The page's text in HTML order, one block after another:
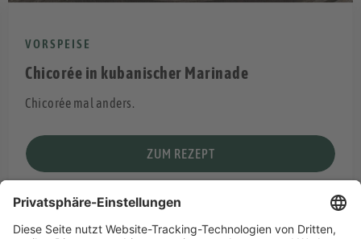
VORSPEISE
Chicorée in kubanischer Marinade
Chicorée mal anders.
ZUM REZEPT